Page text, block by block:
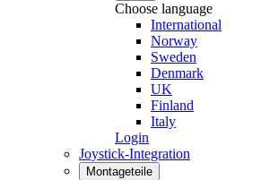
Choose language
International
Norway
Sweden
Denmark
UK
Finland
Italy
Login
Joystick-Integration
Montageteile